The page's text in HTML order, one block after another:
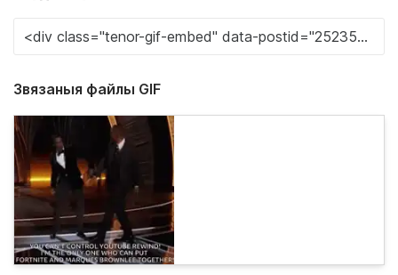
Звязаныя файлы GIF